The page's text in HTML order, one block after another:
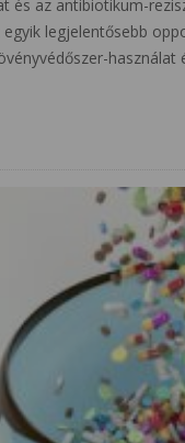
és az antibiotikum-
legjelentősebb